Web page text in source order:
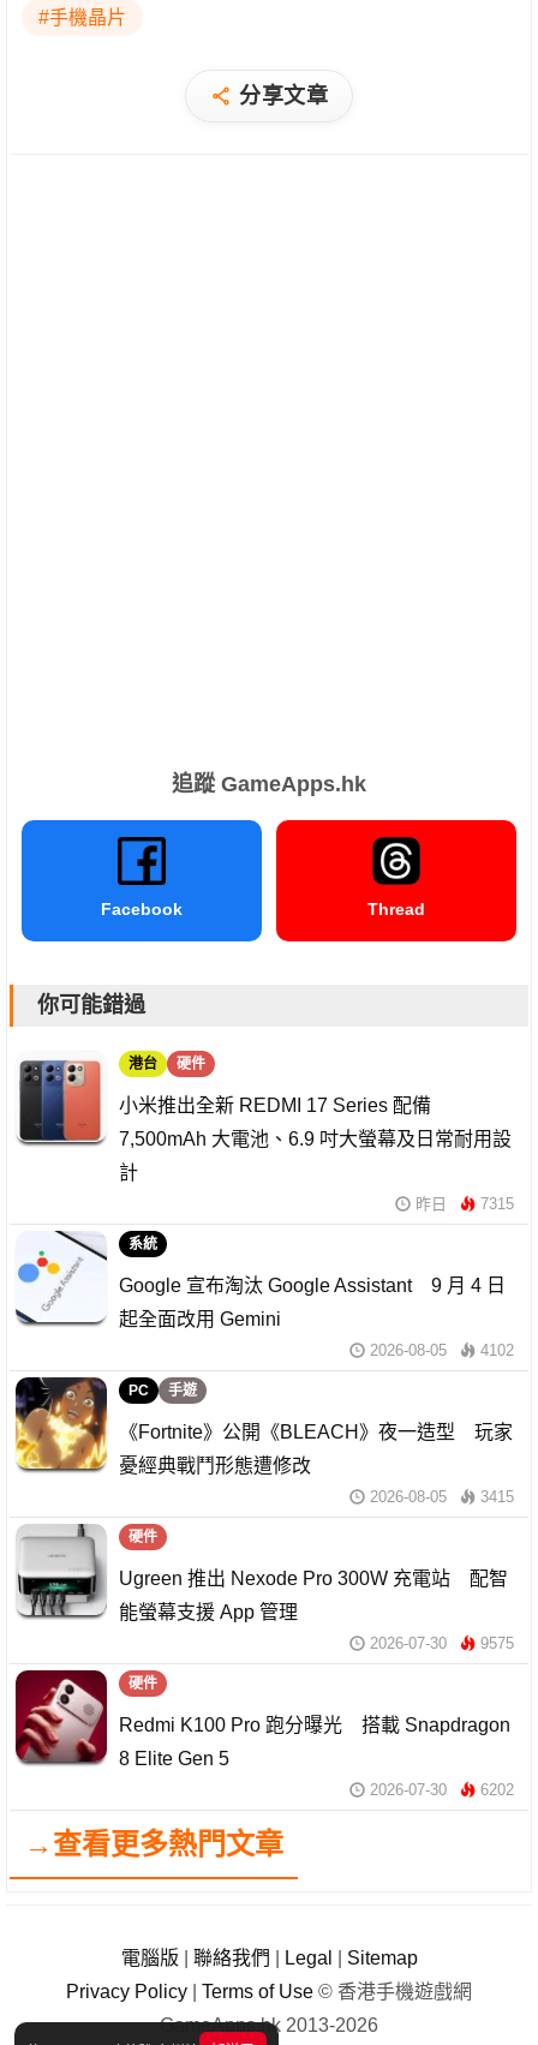
#手機晶片
分享文章
追蹤 GameApps.hk
Facebook Thread
你可能錯過
港台 硬件
小米推出全新 REDMI 17 Series 配備
7,500mAh 大電池、6.9 吋大螢幕及日常耐用設
計
昨日 7315
系統
Google 宣布淘汰 Google Assistant 9 月 4 日
起全面改用 Gemini
2026-08-05 4102
PC 手遊
《Fortnite》公開《BLEACH》夜一造型 玩家
憂經典戰鬥形態遭修改
2026-08-05 3415
硬件
Ugreen 推出 Nexode Pro 300W 充電站 配智
能螢幕支援 App 管理
2026-07-30 9575
硬件
Redmi K100 Pro 跑分曝光 搭載 Snapdragon
8 Elite Gen 5
2026-07-30 6202
→查看更多熱門文章
電腦版 聯絡我們 Legal
Sitemap
Privacy Policy
Terms of Use © 香港手機遊戲網
GameApps.hk 2013-2026